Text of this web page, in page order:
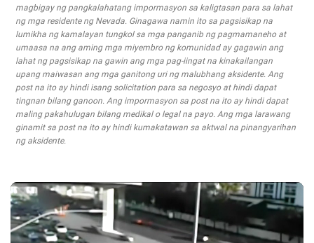
magbigay ng pangkalahatang impormasyon sa kaligtasan para sa lahat
ng mga residente ng Nevada. Ginagawa namin ito sa pagsisikap na
lumikha ng kamalayan tungkol sa mga panganib ng pagmamaneho at
umaasa na ang aming mga miyembro ng komunidad ay gagawin ang
lahat ng pagsisikap na gawin ang mga pag-iingat na kinakailangan
upang maiwasan ang mga ganitong uri ng malubhang aksidente. Ang
post na ito ay hindi isang solicitation para sa negosyo at hindi dapat
tingnan bilang ganoon. Ang impormasyon sa post na ito ay hindi dapat
maling pakahulugan bilang medikal o legal na payo. Ang mga larawang
ginamit sa post na ito ay hindi kumakatawan sa aktwal na pinangyarihan
ng aksidente.